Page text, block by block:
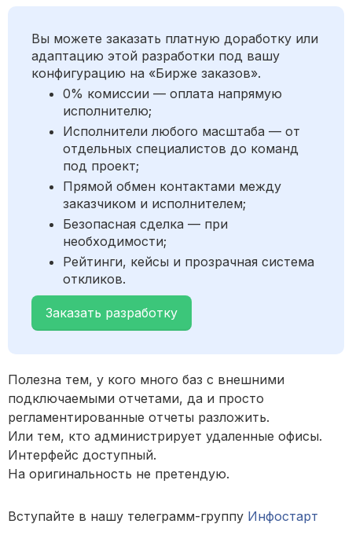
Вы можете заказать платную доработку или
адаптацию этой разработки под вашу
конфигурацию на «Бирже заказов».
0% комиссии — оплата напрямую
исполнителю;
Исполнители любого масштаба — от
отдельных специалистов до команд
под проект;
Прямой обмен контактами между
заказчиком и исполнителем;
Безопасная сделка — при
необходимости;
Рейтинги, кейсы и прозрачная система
откликов.
Заказать разработку
Полезна тем, у кого много баз с внешними
подключаемыми отчетами, да и просто
регламентированные отчеты разложить.
Или тем, кто администрирует удаленные офисы.
Интерфейс доступный.
На оригинальность не претендую.
Вступайте в нашу телеграмм-группу Инфостарт